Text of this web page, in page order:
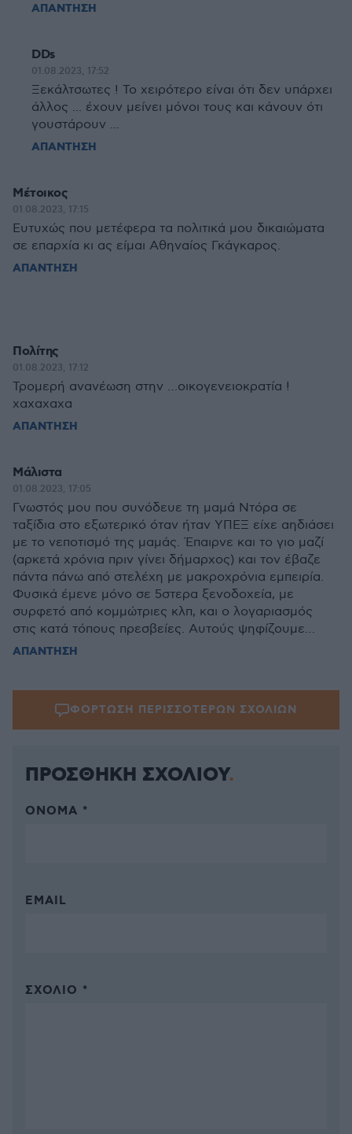
ΑΠΑΝΤΗΣΗ
DDs
01.08.2023, 17:52
Ξεκάλτσωτες ! Το χειρότερο είναι ότι δεν υπάρχει
άλλος ... έχουν μείνει μόνοι τους και κάνουν ότι
γουστάρουν ...
ΑΠΑΝΤΗΣΗ
Μέτοικος
01.08.2023, 17:15
Ευτυχώς που μετέφερα τα πολιτικά μου δικαιώματα
σε επαρχία κι ας είμαι Αθηναίος Γκάγκαρος.
ΑΠΑΝΤΗΣΗ
Πολίτης
01.08.2023, 17:12
Τρομερή ανανέωση στην …οικογενειοκρατία !
χαχαχαχα
ΑΠΑΝΤΗΣΗ
Μάλιστα
01.08.2023, 17:05
Γνωστός μου που συνόδευε τη μαμά Ντόρα σε
ταξίδια στο εξωτερικό όταν ήταν ΥΠΕΞ είχε αηδιάσει
με το νεποτισμό της μαμάς. Έπαιρνε και το γιο μαζί
(αρκετά χρόνια πριν γίνει δήμαρχος) και τον έβαζε
πάντα πάνω από στελέχη με μακροχρόνια εμπειρία.
Φυσικά έμενε μόνο σε 5στερα ξενοδοχεία, με
συρφετό από κομμώτριες κλπ, και ο λογαριασμός
στις κατά τόπους πρεσβείες. Αυτούς ψηφίζουμε…
ΑΠΑΝΤΗΣΗ
ΦΟΡΤΩΣΗ ΠΕΡΙΣΣΟΤΕΡΩΝ ΣΧΟΛΙΩΝ
ΠΡΟΣΘΗΚΗ ΣΧΟΛΙΟΥ
ΌΝΟΜΑ *
EMAIL
ΣΧΌΛΙΟ *